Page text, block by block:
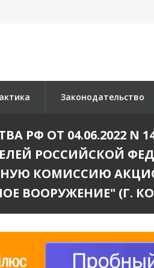
Законодательство
РФ ОТ 04.06.2022
РОССИЙСКОЙ
КОМИССИЮ
ВООРУЖЕНИЕ" (Г.